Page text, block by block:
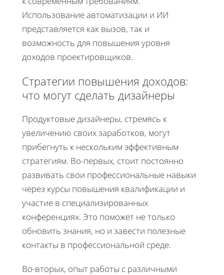
Использование автоматизации и ИИ
представляется как вызов, так и
возможность для повышения уровня
доходов проектировщиков.
Стратегии повышения доходов:
что могут сделать дизайнеры
Продуктовые дизайнеры, стремясь к
увеличению своих заработков, могут
прибегнуть к нескольким эффективным
стратегиям. Во-первых, стоит постоянно
развивать свои профессиональные навыки
через курсы повышения квалификации и
участие в специализированных
конференциях. Это поможет не только
обновить знания, но и завести полезные
контакты в профессиональной среде.
Во-вторых, опыт работы с различными